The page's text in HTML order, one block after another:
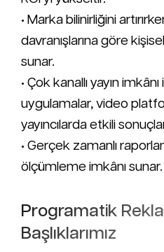
• Marka bilinirliğini
davranışlarına göre
sunar.
• Çok kanallı yayın
uygulamalar, video
yayıncılarda etkili
• Gerçek zamanlı
ölçümleme imkânı sunar.
Programatik
Başlıklarımız